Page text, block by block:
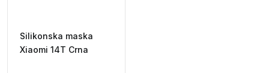
Silikonska maska
Xiaomi 14T Crna